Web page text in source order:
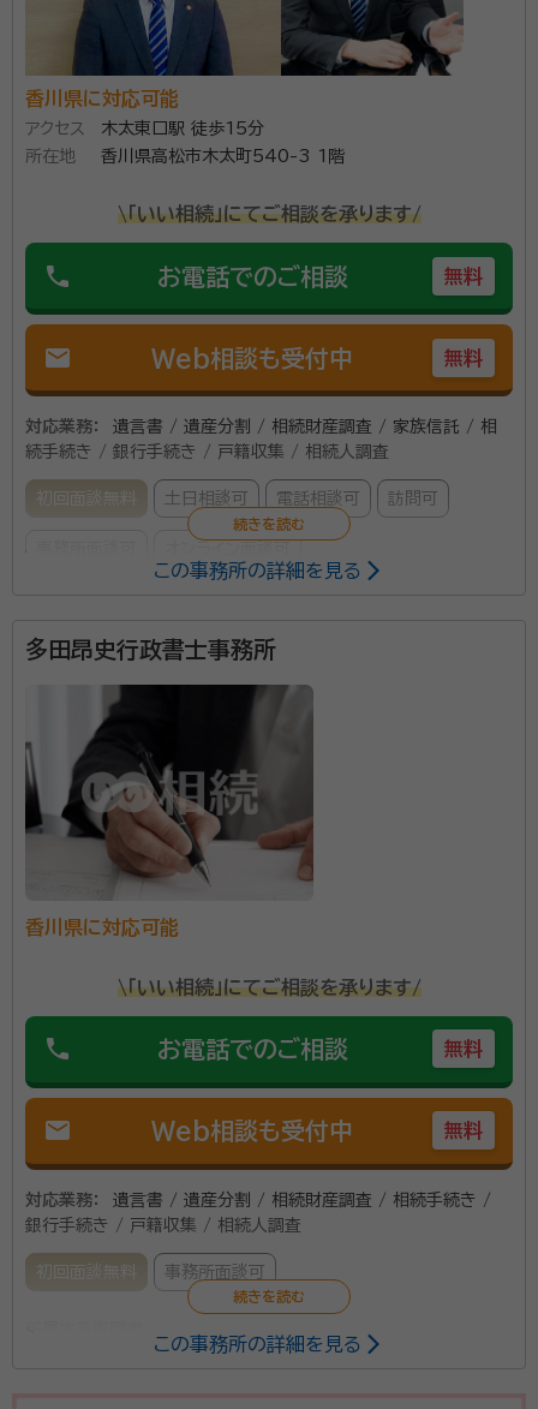
香川県に対応可能
アクセス
木太東口駅 徒歩15分
所在地
香川県高松市木太町540-3 1階
\「いい相続」にてご相談を承ります/
phone お電話でのご相談 無料
mail Web相談も受付中 無料
対応業務：
遺言書 / 遺産分割 / 相続財産調査 / 家族信託 / 相
続手続き / 銀行手続き / 戸籍収集 / 相続人調査
初回面談無料 土日相談可 電話相談可 訪問可
池田 浩二（いけだ こうじ） 行政書士
事務所口コミ（抜粋）：
満足度 5.0
面談の感想
市役所の市民相談コーナーで相談した行政書士と同じ方を紹介して頂い
たので、信頼して依頼しました。
契約後の感想
事務所まで出向くつもりでしたが、来て下さったので「ラク」でした。誠実
当事務所では相続人様の負担軽減を第一に考え、気を
っています。 応対する行政書士は、県内でも特に多忙な
司法書士事務所に数年間勤務し、多くの不動産の名義変
ご相談に対応できます。 香川大学法学部卒。動物好き
です。
資格等：
所属団体：香川県行政書士会、一般社団法人家族信託普及協会
この事務所の詳細を見る
多田昂史行政書士事務所
香川県に対応可能
\「いい相続」にてご相談を承ります/
phone お電話でのご相談 無料
mail Web相談も受付中 無料
対応業務：
遺言書 / 遺産分割 / 相続財産調査 / 相続手続き /
銀行手続き / 戸籍収集 / 相続人調査
初回面談無料 事務所面談可
この事務所の詳細を見る